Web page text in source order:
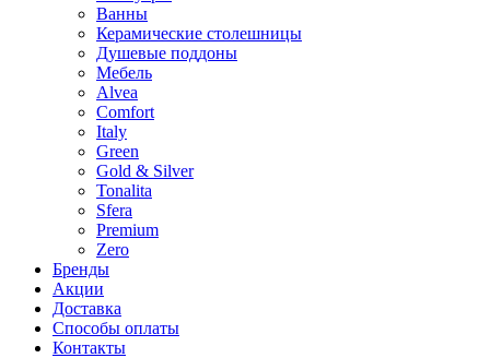
Ванны
Керамические столешницы
Душевые поддоны
Мебель
Alvea
Comfort
Italy
Green
Gold & Silver
Tonalita
Sfera
Premium
Zero
Бренды
Акции
Доставка
Способы оплаты
Контакты